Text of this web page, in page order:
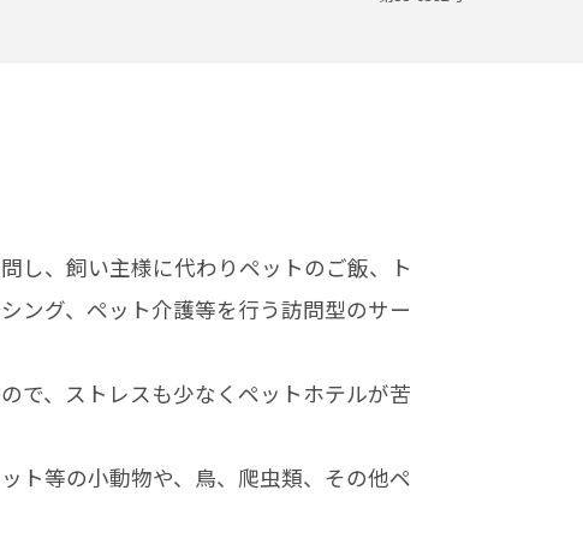
し、飼い主様に代わりペットのご飯、ト
ング、ペット介護等を行う訪問型のサー
で、ストレスも少なくペットホテルが苦
ト等の小動物や、鳥、爬虫類、その他ペ